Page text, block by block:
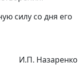
силу со дня его
И.П. Назаренко